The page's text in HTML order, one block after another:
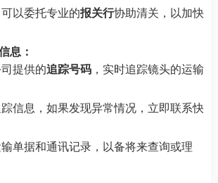
以委托专业的报关行协助清关，以加快
息：
提供的追踪号码 ，实时追踪镜头的运输
信息，如果发现异常情况，立即联系快
单据和通讯记录，以备将来查询或理